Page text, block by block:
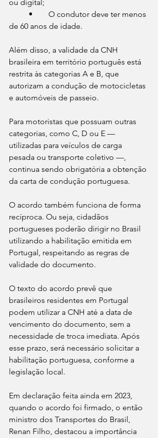
ou digital;
de 60 anos de idade.
Além disso, a validade da CNH
brasileira em território português está
restrita às categorias A e B, que
autorizam a condução de motocicletas
e automóveis de passeio.
Para motoristas que possuam outras
categorias, como C, D ou E —
utilizadas para veículos de carga
pesada ou transporte coletivo —,
continua sendo obrigatória a obtenção
da carta de condução portuguesa.
O acordo também funciona de forma
recíproca. Ou seja, cidadãos
portugueses poderão dirigir no Brasil
utilizando a habilitação emitida em
Portugal, respeitando as regras de
validade do documento.
O texto do acordo prevê que
brasileiros residentes em Portugal
podem utilizar a CNH até a data de
vencimento do documento, sem a
necessidade de troca imediata. Após
esse prazo, será necessário solicitar a
habilitação portuguesa, conforme a
legislação local.
Em declaração feita ainda em 2023,
quando o acordo foi firmado, o então
ministro dos Transportes do Brasil,
Renan Filho, destacou a importância